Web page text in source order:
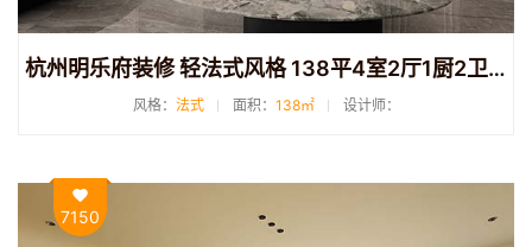
杭州明乐府装修 轻法式风格 138平4室2厅1厨2卫装修
风格： 法式 面积： 138㎡ 设计师：
7150